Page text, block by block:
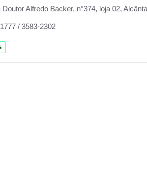
Doutor Alfredo Backer, n°374, loja 02,
/ 3583-2302